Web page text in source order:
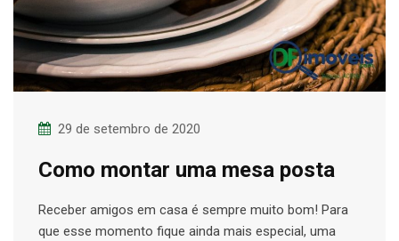
29 de setembro de 2020
Como montar uma mesa posta
Receber amigos em casa é sempre muito bom! Para
que esse momento fique ainda mais especial, uma